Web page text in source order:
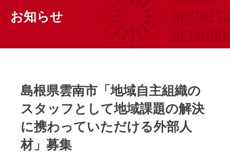
お知らせ
島根県雲南市「地域自主組織の
スタッフとして地域課題の解決
に携わっていただける外部人
材」募集